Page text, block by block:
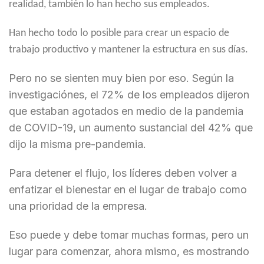
realidad, también lo han hecho sus empleados.
Han hecho todo lo posible para crear un espacio de
trabajo productivo y mantener la estructura en sus días.
Pero no se sienten muy bien por eso. Según la
investigaciónes, el 72% de los empleados dijeron
que estaban agotados en medio de la pandemia
de COVID-19, un aumento sustancial del 42% que
dijo la misma pre-pandemia.
Para detener el flujo, los líderes deben volver a
enfatizar el bienestar en el lugar de trabajo como
una prioridad de la empresa.
Eso puede y debe tomar muchas formas, pero un
lugar para comenzar, ahora mismo, es mostrando